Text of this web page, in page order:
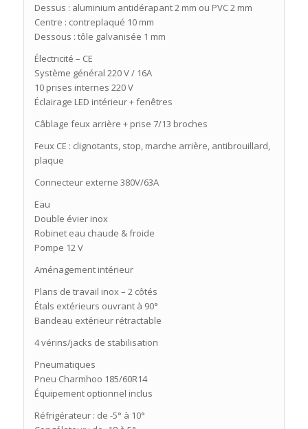
Dessus : aluminium antidérapant 2 mm ou PVC 2 mm
Centre : contreplaqué 10 mm
Dessous : tôle galvanisée 1 mm
Électricité – CE
Système général 220 V / 16A
10 prises internes 220 V
Éclairage LED intérieur + fenêtres
Câblage feux arrière + prise 7/13 broches
Feux CE : clignotants, stop, marche arrière, antibrouillard,
plaque
Connecteur externe 380V/63A
Eau
Double évier inox
Robinet eau chaude & froide
Pompe 12 V
Aménagement intérieur
Plans de travail inox – 2 côtés
Étals extérieurs ouvrant à 90°
Bandeau extérieur rétractable
4 vérins/jacks de stabilisation
Pneumatiques
Pneu Charmhoo 185/60R14
Équipement optionnel inclus
Réfrigérateur : de -5° à 10°